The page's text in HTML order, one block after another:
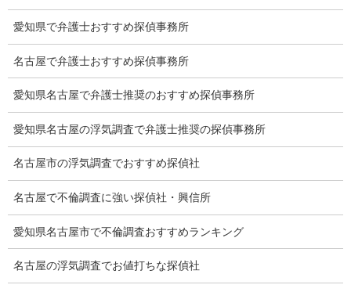
プライバシーポリシー
探偵業法
法令遵守
推奨・提携法律事務所
ブログ
愛知県で弁護士おすすめ探偵事務所
名古屋で弁護士おすすめ探偵事務所
愛知県名古屋で弁護士推奨のおすすめ探偵事務所
愛知県名古屋の浮気調査で弁護士推奨の探偵事務所
名古屋市の浮気調査でおすすめ探偵社
名古屋で不倫調査に強い探偵社・興信所
愛知県名古屋市で不倫調査おすすめランキング
名古屋の浮気調査でお値打ちな探偵社